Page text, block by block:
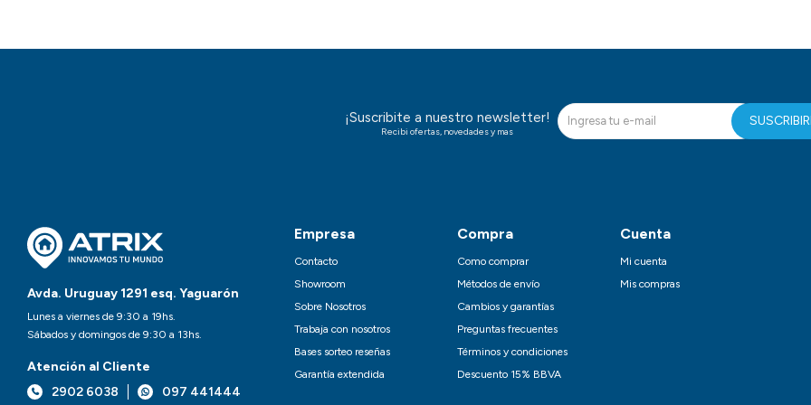
Avda. Uruguay 1291 esq. Yaguarón
Lunes a viernes de 9:30 a 19hs.
Sábados y domingos de 9:30 a 13hs.
Atención al Cliente
2902 6038
097 441444
Empresa
Contacto
Showroom
Sobre Nosotros
Trabaja con nosotros
Bases sorteo reseñas
Garantía extendida
Compra
Como comprar
Métodos de envío
Cambios y garantías
Preguntas frecuentes
Términos y condiciones
Descuento 15% BBVA
Cuenta
Mi cuenta
Mis compras
¡Suscribite a nuestro newsletter!
Recibi ofertas, novedades y mas